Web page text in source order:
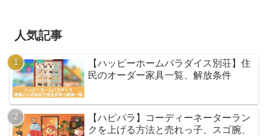
人気記事
【ハッピーホームパラダイス別荘】住
民のオーダー家具一覧、解放条件
【ハピパラ】コーディーネーターラン
クを上げる方法と売れっ子、スゴ腕、